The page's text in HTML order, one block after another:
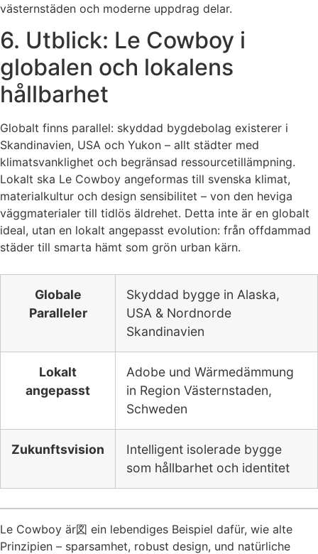
västernstäden och moderne uppdrag delar.
6. Utblick: Le Cowboy i
globalen och lokalens
hållbarhet
Globalt finns parallel: skyddad bygdebolag existerer i
Skandinavien, USA och Yukon – allt städter med
klimatsvanklighet och begränsad ressourcetillämpning.
Lokalt ska Le Cowboy angeformas till svenska klimat,
materialkultur och design sensibilitet – von den heviga
väggmaterialer till tidlös äldrehet. Detta inte är en globalt
ideal, utan en lokalt angepasst evolution: från offdammad
städer till smarta hämt som grön urban kärn.
Globale
Paralleler
Skyddad bygge in Alaska,
USA & Nordnorde
Skandinavien
Lokalt
angepasst
Adobe und Wärmedämmung
in Region Västernstaden,
Schweden
Zukunftsvision
Intelligent isolerade bygge
som hållbarhet och identitet
Le Cowboy är図 ein lebendiges Beispiel dafür, wie alte
Prinzipien – sparsamhet, robust design, und natürliche